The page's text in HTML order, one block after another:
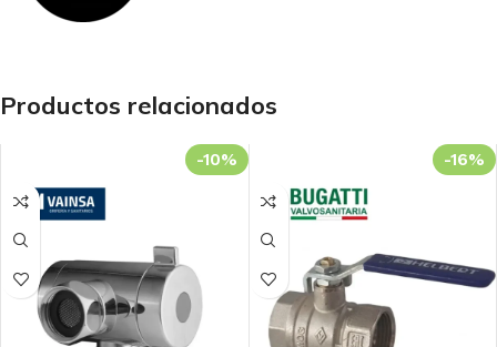
Productos relacionados
-10% -16%